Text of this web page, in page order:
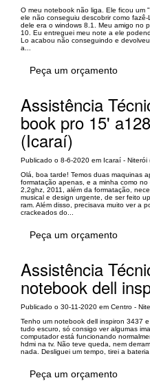
O meu notebook não liga. Ele ficou um
ele não conseguiu descobrir como
dele era o windows 8.1. Meu amigo no
10. Eu entreguei meu note a ele
Lo acabou não conseguindo e
a...
Peça um orçamento
Assistência
book pro 15'
(Icaraí)
Publicado o 8-6-2020 em Icaraí - Niterói
Olá, boa tarde! Temos duas maquinas
formatação apenas, e a minha como
2,2ghz, 2011, além da formatação,
musical e design urgente, de ser feito
ram. Além disso, precisava muito ver a
crackeados do...
Peça um orçamento
Assistência
notebook dell
Publicado o 30-11-2020 em Centro -
Tenho um notebook dell inspiron 3437
tudo escuro, só consigo ver algumas
computador está funcionando
hdmi na tv. Não teve queda, nem
nada. Desliguei um tempo, tirei a
Peça um orçamento